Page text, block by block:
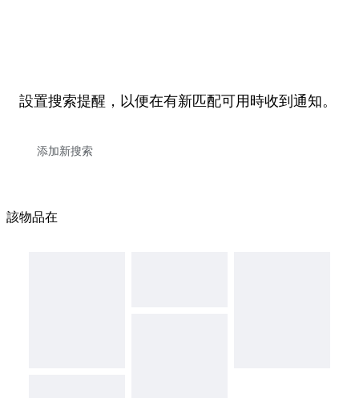
設置搜索提醒，以便在有新匹配可用時收到通知。
該物品在